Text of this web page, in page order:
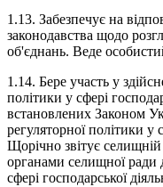
1.13. Забезпечує на
законодавства щодо
об'єднань. Веде
1.14. Бере участь у
політики у сфері
встановлених Законом
регуляторної політики у
Щорічно звітує
органами селищної ради
сфері господарської